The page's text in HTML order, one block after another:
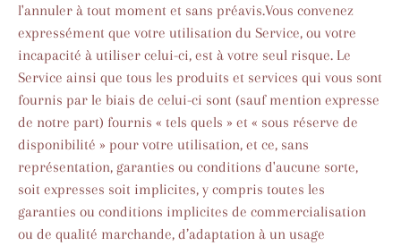
l'annuler à tout moment et sans préavis.Vous convenez
expressément que votre utilisation du Service, ou votre
incapacité à utiliser celui-ci, est à votre seul risque. Le
Service ainsi que tous les produits et services qui vous sont
fournis par le biais de celui-ci sont (sauf mention expresse
de notre part) fournis « tels quels » et « sous réserve de
disponibilité » pour votre utilisation, et ce, sans
représentation, garanties ou conditions d'aucune sorte,
soit expresses soit implicites, y compris toutes les
garanties ou conditions implicites de commercialisation
ou de qualité marchande, d’adaptation à un usage